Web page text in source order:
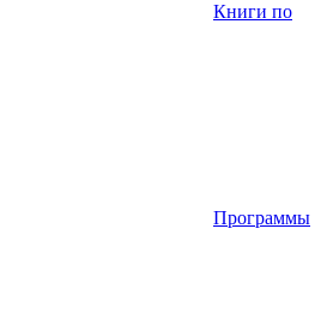
Книги по
Программы